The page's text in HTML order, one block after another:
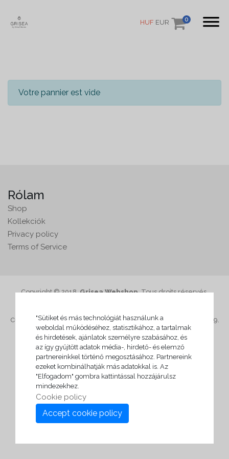
HUF EUR 0
Votre pannier est vide
Rólam
Shop
Kollekciók
Privacy policy
Terms of Service
Copyright © 2018,Grisea Webshop. Tous droits réservés.
Current exchange rate: 1 EUR = 366 HUF, updated at: 2026.08.09.
03:00
"Sütiket és más technológiát használunk a
weboldal működéséhez, statisztikához, a tartalmak
és hirdetések, ajánlatok személyre szabásához, és
az így gyűjtött adatok média-, hirdető- és elemző
partnereinkkel történő megosztásához. Partnereink
ezeket kombinálhatják más adatokkal is. Az
"Elfogadom" gombra kattintással hozzájárulsz
mindezekhez.
Cookie policy
Accept cookie policy